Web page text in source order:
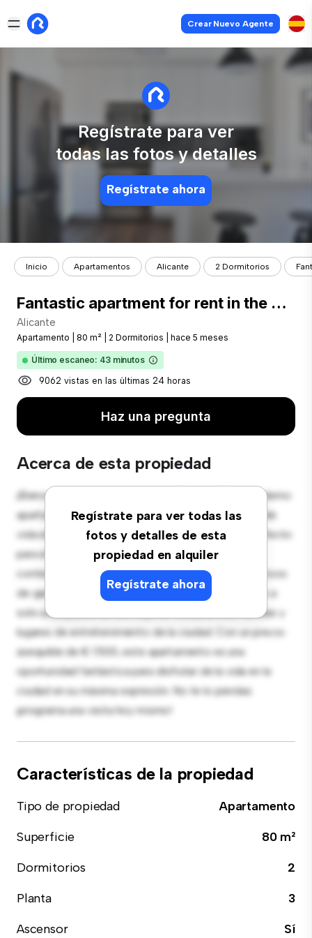
Crear Nuevo Agente
Regístrate para ver
todas las fotos y detalles
Regístrate ahora
Inicio Apartamentos Alicante 2 Dormitorios
Fantastic apartment for rent in the are of Market in Alicante
Alicante
Apartamento 80 m² 2 Dormitorios hace 5 meses
Último escaneo: 43 minutos
9062 vistas en las últimas 24 horas
Haz una pregunta
Acerca de esta propiedad
Regístrate para ver todas las
fotos y detalles de esta
propiedad en alquiler
Regístrate ahora
¡Bienvenido a tu nuevo hogar en Alicante! Este moderno
apartamento de 2 habitaciones ofrece un espacio de
vida elegante y acogedor. El diseño diáfano es perfecto
para el entretenimiento, y la cocina de estilo
contemporáneo está equipada con electrodomésticos
de gama alta. Con su ubicación privilegiada, estarás a
solo unos pasos de los mejores restaurantes, tiendas y
lugares de entretenimiento de la ciudad. Con un precio
asequible de € 1.500, este apartamento es una
oportunidad fantástica para disfrutar de la vida en la
ciudad en su máxima expresión. No te lo pierdas:
¡programa una visita hoy mismo!
Características de la propiedad
Tipo de propiedad
Apartamento
Superficie
80 m²
Dormitorios
2
Planta
3
Ascensor
Sí